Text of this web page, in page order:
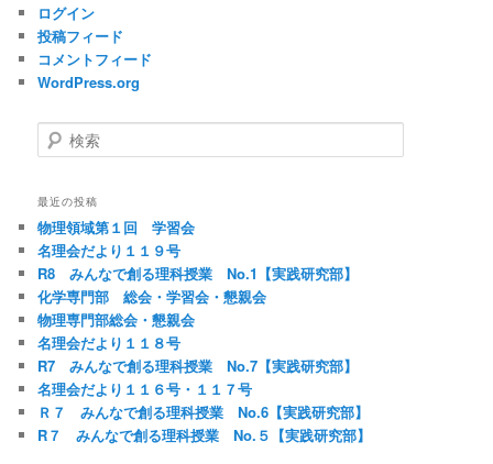
ログイン
投稿フィード
コメントフィード
WordPress.org
検
索
最近の投稿
物理領域第１回 学習会
名理会だより１１９号
R8 みんなで創る理科授業 No.1【実践研究部】
化学専門部 総会・学習会・懇親会
物理専門部総会・懇親会
名理会だより１１８号
R7 みんなで創る理科授業 No.7【実践研究部】
名理会だより１１６号・１１７号
Ｒ７ みんなで創る理科授業 No.6【実践研究部】
R７ みんなで創る理科授業 No.５【実践研究部】